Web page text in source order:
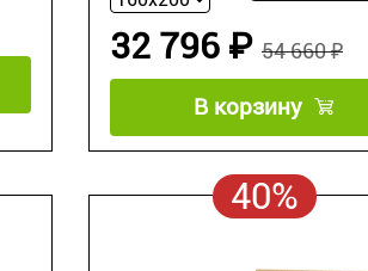
54 660 ₽
32 796 ₽
В корзину
40%